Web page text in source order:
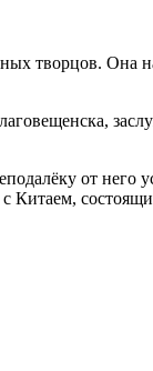
творцов. Она
от него
Китаем,